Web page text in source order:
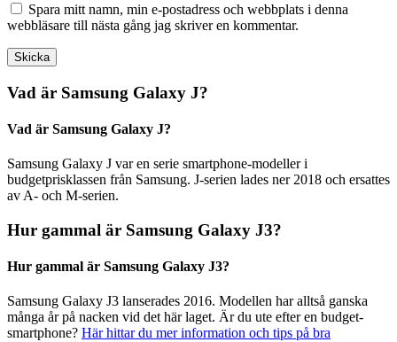
Spara mitt namn, min e-postadress och webbplats i denna
webbläsare till nästa gång jag skriver en kommentar.
Vad är Samsung Galaxy J?
Vad är Samsung Galaxy J?
Samsung Galaxy J var en serie smartphone-modeller i
budgetprisklassen från Samsung. J-serien lades ner 2018 och ersattes
av A- och M-serien.
Hur gammal är Samsung Galaxy J3?
Hur gammal är Samsung Galaxy J3?
Samsung Galaxy J3 lanserades 2016. Modellen har alltså ganska
många år på nacken vid det här laget. Är du ute efter en budget-
smartphone? Här hittar du mer information och tips på bra